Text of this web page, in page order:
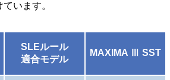
います。
SLEルール
適合モデル
MAXIMA Ⅲ SST